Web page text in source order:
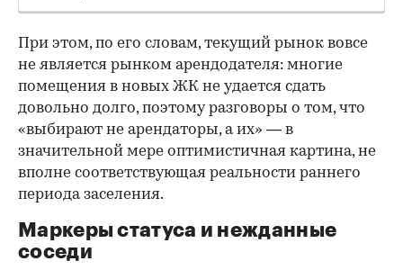
При этом, по его словам, текущий рынок вовсе
не является рынком арендодателя: многие
помещения в новых ЖК не удается сдать
довольно долго, поэтому разговоры о том, что
«выбирают не арендаторы, а их» — в
значительной мере оптимистичная картина, не
вполне соответствующая реальности раннего
периода заселения.
Маркеры статуса и нежданные
соседи